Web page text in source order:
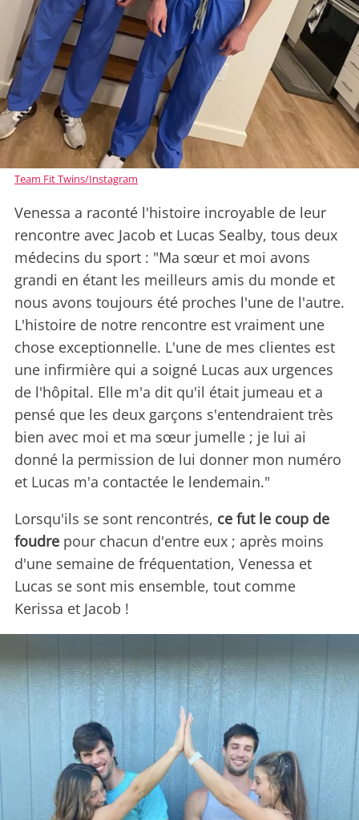
Team Fit Twins/Instagram
Venessa a raconté l'histoire incroyable de leur
rencontre avec Jacob et Lucas Sealby, tous deux
médecins du sport : "Ma sœur et moi avons
grandi en étant les meilleurs amis du monde et
nous avons toujours été proches l'une de l'autre.
L'histoire de notre rencontre est vraiment une
chose exceptionnelle. L'une de mes clientes est
une infirmière qui a soigné Lucas aux urgences
de l'hôpital. Elle m'a dit qu'il était jumeau et a
pensé que les deux garçons s'entendraient très
bien avec moi et ma sœur jumelle ; je lui ai
donné la permission de lui donner mon numéro
et Lucas m'a contactée le lendemain."
Lorsqu'ils se sont rencontrés, ce fut le coup de
foudre pour chacun d'entre eux ; après moins
d'une semaine de fréquentation, Venessa et
Lucas se sont mis ensemble, tout comme
Kerissa et Jacob !